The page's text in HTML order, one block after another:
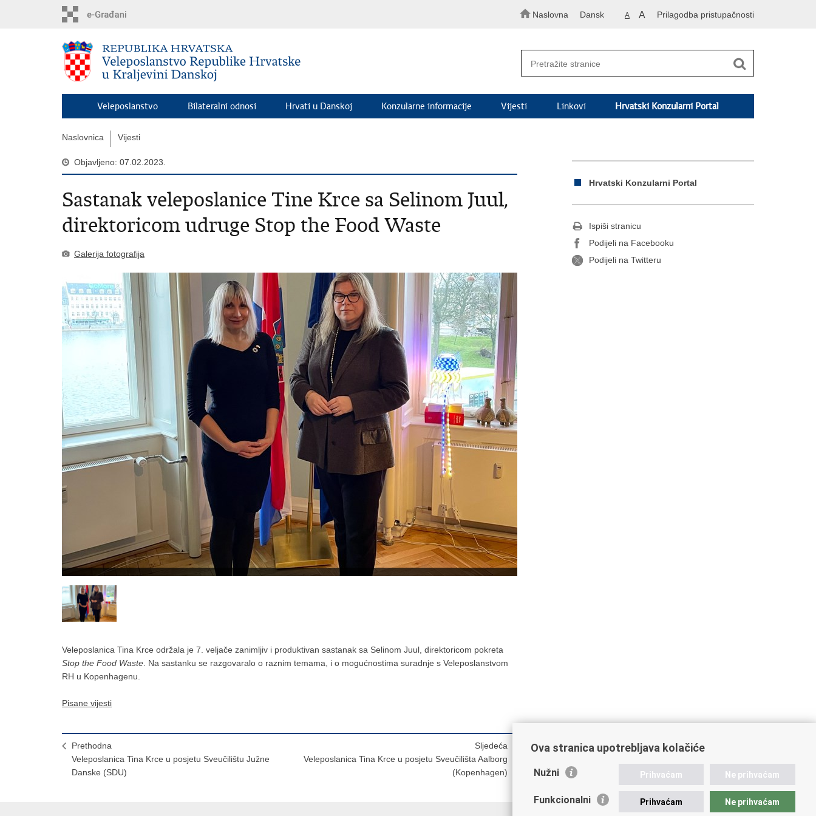
Naslovna Dansk A A Prilagodba pristupačnosti
Veleposlanstvo Bilateralni odnosi Hrvati u Danskoj Konzularne informacije Vijesti Linkovi Hrvatski Konzularni Portal
Naslovnica Vijesti
Objavljeno: 07.02.2023.
Sastanak veleposlanice Tine Krce sa Selinom Juul,
direktoricom udruge Stop the Food Waste
Galerija fotografija
Veleposlanica Tina Krce održala je 7. veljače zanimljiv i produktivan sastanak sa Selinom Juul, direktoricom pokreta
Stop the Food Waste . Na sastanku se razgovaralo o raznim temama, i o mogućnostima suradnje s Veleposlanstvom
RH u Kopenhagenu.
Pisane vijesti
Prethodna
Veleposlanica Tina Krce u posjetu Sveučilištu Južne
Danske (SDU)
Sljedeća
Veleposlanica Tina Krce u posjetu Sveučilišta Aalborg
(Kopenhagen)
Hrvatski Konzularni Portal
Ispiši stranicu
Podijeli na Facebooku
Podijeli na Twitteru
Ova stranica upotrebljava kolačiće
Nužni Prihvaćam Ne prihvaćam
Funkcionalni Prihvaćam Ne prihvaćam